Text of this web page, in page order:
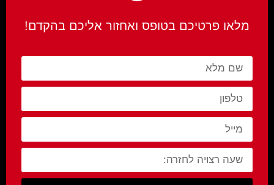
מלאו פרטיכם בטופס ואחזור אליכם בהקדם!